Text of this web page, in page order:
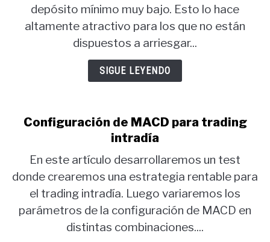
depósito mínimo muy bajo. Esto lo hace
altamente atractivo para los que no están
dispuestos a arriesgar...
SIGUE LEYENDO
Configuración de MACD para trading
intradía
En este artículo desarrollaremos un test
donde crearemos una estrategia rentable para
el trading intradía. Luego variaremos los
parámetros de la configuración de MACD en
distintas combinaciones....